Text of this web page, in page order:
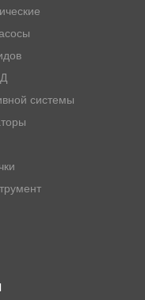
системы